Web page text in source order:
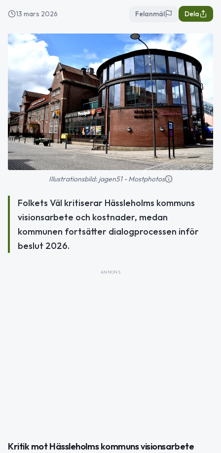
13 mars 2026 Felanmäl Dela
Illustrationsbild: jagen51 - Mostphotos
Folkets Väl kritiserar Hässleholms kommuns
visionsarbete och kostnader, medan
kommunen fortsätter dialogprocessen inför
beslut 2026.
ANNONS
Kritik mot Hässleholms kommuns visionsarbete